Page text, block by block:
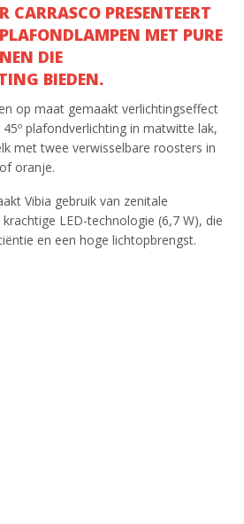
CARRASCO PRESENTEERT
MET PURE
DIE
BIEDEN.
op maat gemaakt verlichtingseffect
plafondverlichting in matwitte lak,
met twee verwisselbare roosters in
oranje.
Vibia gebruik van zenitale
LED-technologie (6,7 W), die
en een hoge lichtopbrengst.